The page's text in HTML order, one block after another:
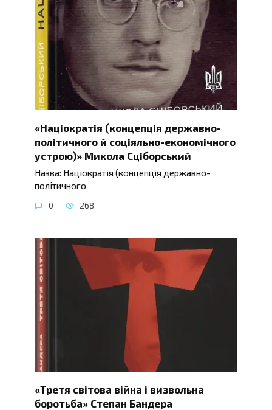
«Націократія (концепція державно-
політичного й соціяльно-економічного
устрою)» Микола Сціборський
Назва: Націократія (концепція державно-
політичного
0 268
«Третя світова війна і визвольна
боротьба» Степан Бандера